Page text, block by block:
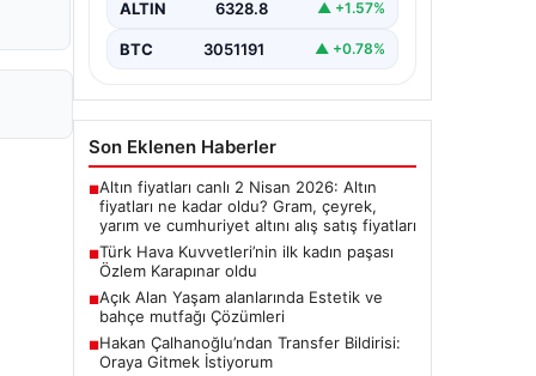
ALTIN 6328.8 ▲ +1.57%
BTC 3051191 ▲ +0.78%
Son Eklenen Haberler
■Altın fiyatları canlı 2 Nisan 2026: Altın
fiyatları ne kadar oldu? Gram, çeyrek,
yarım ve cumhuriyet altını alış satış fiyatları
■Türk Hava Kuvvetleri’nin ilk kadın paşası
Özlem Karapınar oldu
■Açık Alan Yaşam alanlarında Estetik ve
bahçe mutfağı Çözümleri
■Hakan Çalhanoğlu’ndan Transfer Bildirisi:
Oraya Gitmek İstiyorum